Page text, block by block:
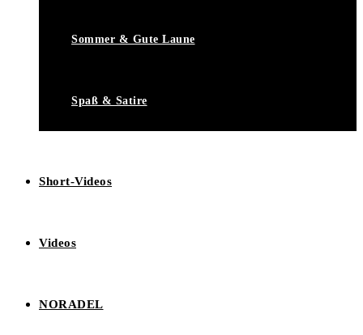
Sommer & Gute Laune
Spaß & Satire
Short-Videos
Videos
NORADEL